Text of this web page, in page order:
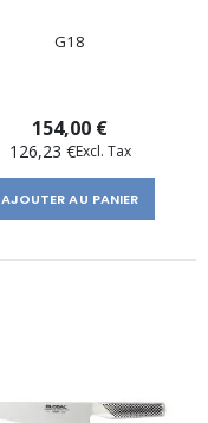
G18
154,00 €
126,23 €
AJOUTER AU PANIER